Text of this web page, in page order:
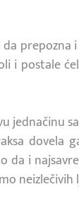
i postale
jednačinu
dovela
da i
neizlečivih